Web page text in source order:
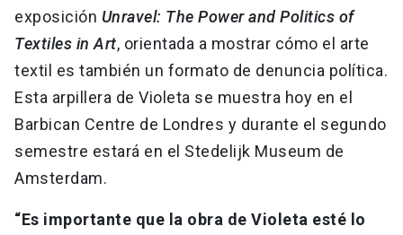
exposición Unravel: The Power and Politics of
Textiles in Art, orientada a mostrar cómo el arte
textil es también un formato de denuncia política.
Esta arpillera de Violeta se muestra hoy en el
Barbican Centre de Londres y durante el segundo
semestre estará en el Stedelijk Museum de
Amsterdam.
“Es importante que la obra de Violeta esté lo